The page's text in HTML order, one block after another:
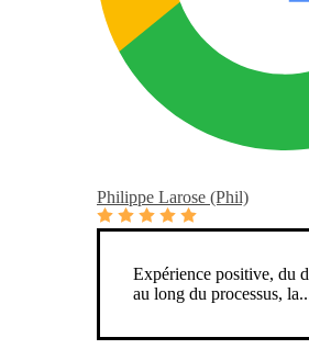
Philippe Larose (Phil)
Expérience positive, du
au long du processus,